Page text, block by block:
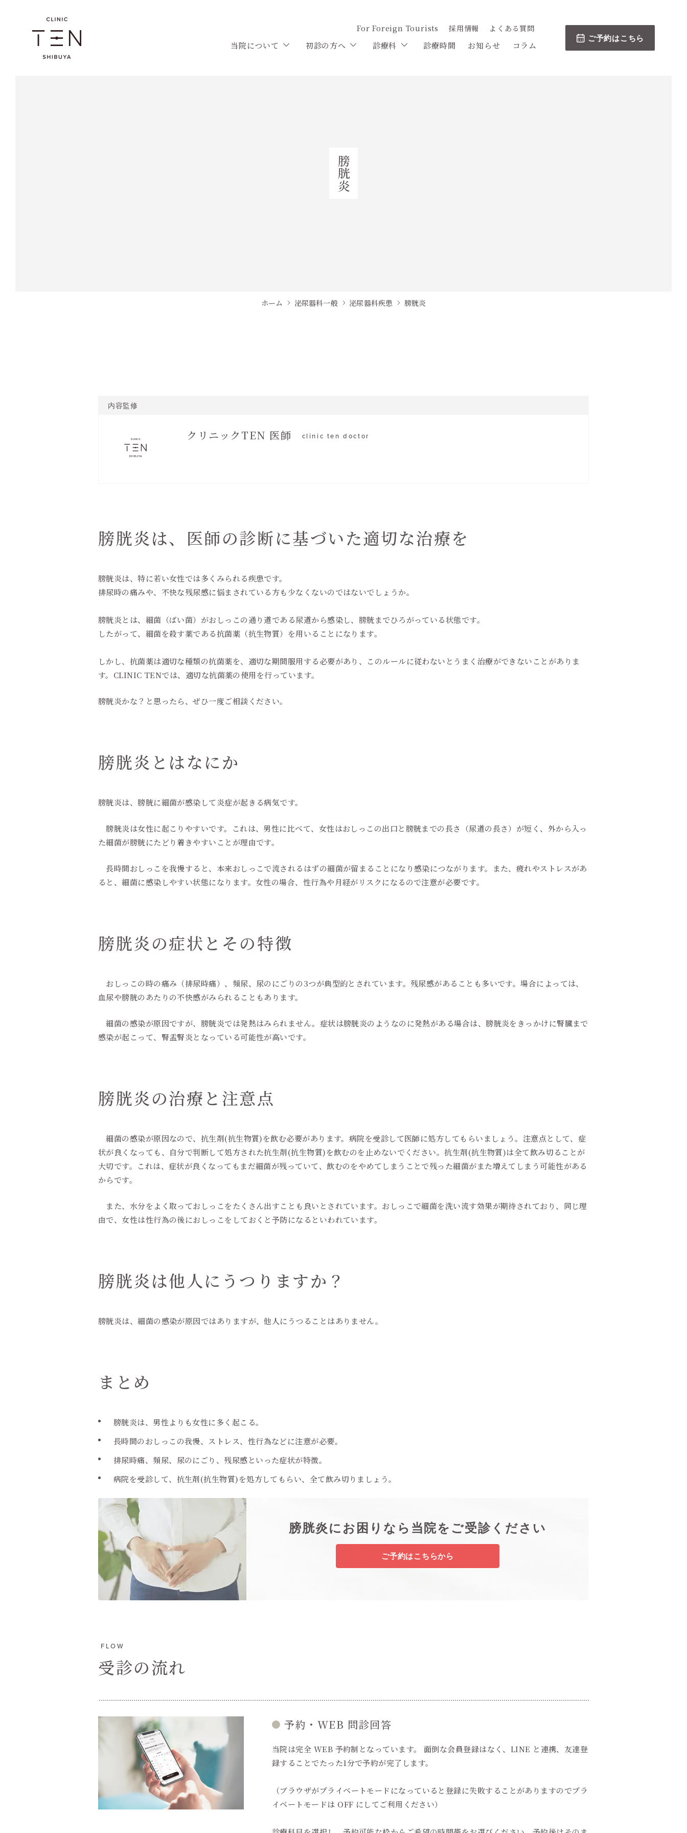
For Foreign Tourists 採用情報 よくある質問
当院について 初診の方へ 診療科 診療時間 お知らせ コラム
ご予約はこちら
膀胱炎
ホーム 泌尿器科一般 泌尿器科疾患 膀胱炎
内容監修
クリニックTEN 医師 clinic ten doctor
膀胱炎は、医師の診断に基づいた適切な治療を
膀胱炎は、特に若い女性では多くみられる疾患です。
排尿時の痛みや、不快な残尿感に悩まされている方も少なくないのではないでしょうか。
膀胱炎とは、細菌（ばい菌）がおしっこの通り道である尿道から感染し、膀胱までひろがっている状態です。
したがって、細菌を殺す薬である抗菌薬（抗生物質）を用いることになります。
しかし、抗菌薬は適切な種類の抗菌薬を、適切な期間服用する必要があり、このルールに従わないとうまく治療ができないことがありま
す。CLINIC TENでは、適切な抗菌薬の使用を行っています。
膀胱炎かな？と思ったら、ぜひ一度ご相談ください。
膀胱炎とはなにか
膀胱炎は、膀胱に細菌が感染して炎症が起きる病気です。
膀胱炎は女性に起こりやすいです。これは、男性に比べて、女性はおしっこの出口と膀胱までの長さ（尿道の長さ）が短く、外から入っ
た細菌が膀胱にたどり着きやすいことが理由です。
長時間おしっこを我慢すると、本来おしっこで流されるはずの細菌が留まることになり感染につながります。また、疲れやストレスがあ
ると、細菌に感染しやすい状態になります。女性の場合、性行為や月経がリスクになるので注意が必要です。
膀胱炎の症状とその特徴
おしっこの時の痛み（排尿時痛）、頻尿、尿のにごりの3つが典型的とされています。残尿感があることも多いです。場合によっては、
血尿や膀胱のあたりの不快感がみられることもあります。
細菌の感染が原因ですが、膀胱炎では発熱はみられません。症状は膀胱炎のようなのに発熱がある場合は、膀胱炎をきっかけに腎臓まで
感染が起こって、腎盂腎炎となっている可能性が高いです。
膀胱炎の治療と注意点
細菌の感染が原因なので、抗生剤(抗生物質)を飲む必要があります。病院を受診して医師に処方してもらいましょう。注意点として、症
状が良くなっても、自分で判断して処方された抗生剤(抗生物質)を飲むのを止めないでください。抗生剤(抗生物質)は全て飲み切ることが
大切です。これは、症状が良くなってもまだ細菌が残っていて、飲むのをやめてしまうことで残った細菌がまた増えてしまう可能性がある
からです。
また、水分をよく取っておしっこをたくさん出すことも良いとされています。おしっこで細菌を洗い流す効果が期待されており、同じ理
由で、女性は性行為の後におしっこをしておくと予防になるといわれています。
膀胱炎は他人にうつりますか？
膀胱炎は、細菌の感染が原因ではありますが、他人にうつることはありません。
まとめ
膀胱炎は、男性よりも女性に多く起こる。
長時間のおしっこの我慢、ストレス、性行為などに注意が必要。
排尿時痛、頻尿、尿のにごり、残尿感といった症状が特徴。
病院を受診して、抗生剤(抗生物質)を処方してもらい、全て飲み切りましょう。
膀胱炎にお困りなら当院をご受診ください
ご予約はこちらから
FLOW
受診の流れ
予約・WEB 問診回答
当院は完全 WEB 予約制となっています。 面倒な会員登録はなく、LINE と連携、友達登
録することでたった1分で予約が完了します。
（ブラウザがプライベートモードになっていると登録に失敗することがありますのでプラ
イベートモードは OFF にしてご利用ください）